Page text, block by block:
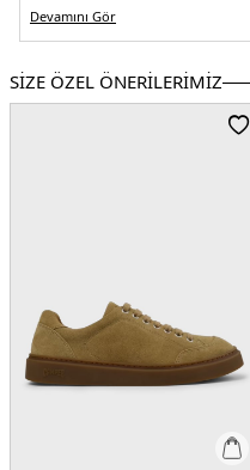
Burun Tipi:Yuvarlak Burun
Topuk Tipi:Düz
Yaş Grubu:Yetişkin
Devamını Gör
SİZE ÖZEL ÖNERİLERİMİZ